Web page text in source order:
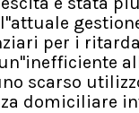
per i
scarso
domiciliare